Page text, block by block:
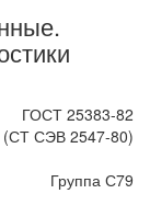
ГОСТ 25383-82
(СТ СЭВ 2547-80)
Группа С79